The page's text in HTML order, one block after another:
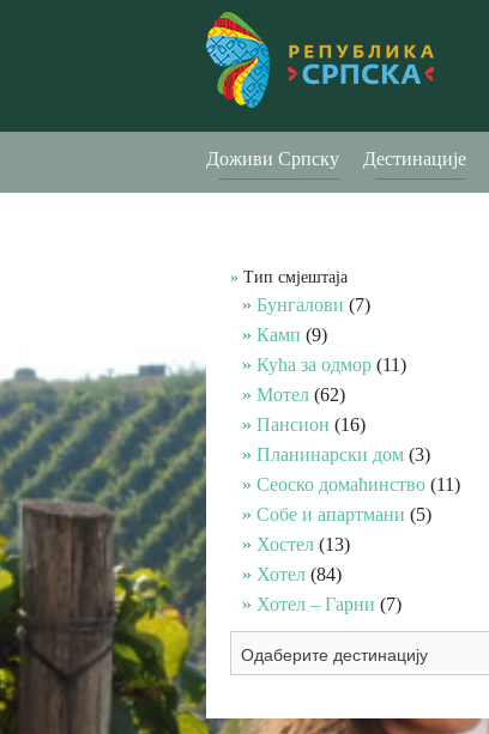
Доживи Српску Дестинације
Тип смјештаја
Бунгалови (7)
Камп (9)
Кућа за одмор (11)
Мотел (62)
Пансион (16)
Планинарски дом (3)
Сеоско домаћинство (11)
Собе и апартмани (5)
Хостел (13)
Хотел (84)
Хотел – Гарни (7)